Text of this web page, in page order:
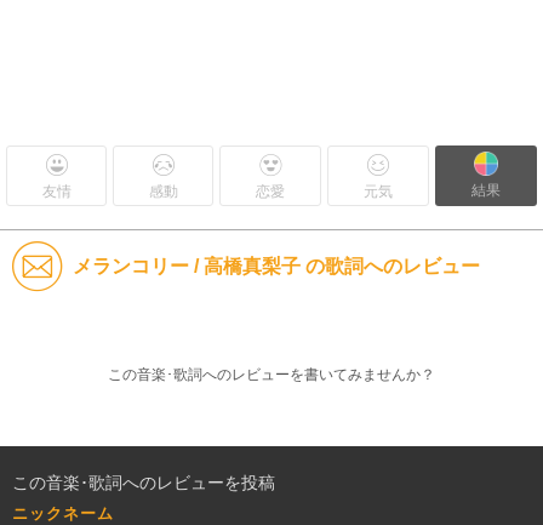
友情 感動 恋愛 元気 結果
メランコリー / 高橋真梨子 の歌詞へのレビュー
この音楽･歌詞へのレビューを書いてみませんか？
この音楽･歌詞へのレビューを投稿
ニックネーム